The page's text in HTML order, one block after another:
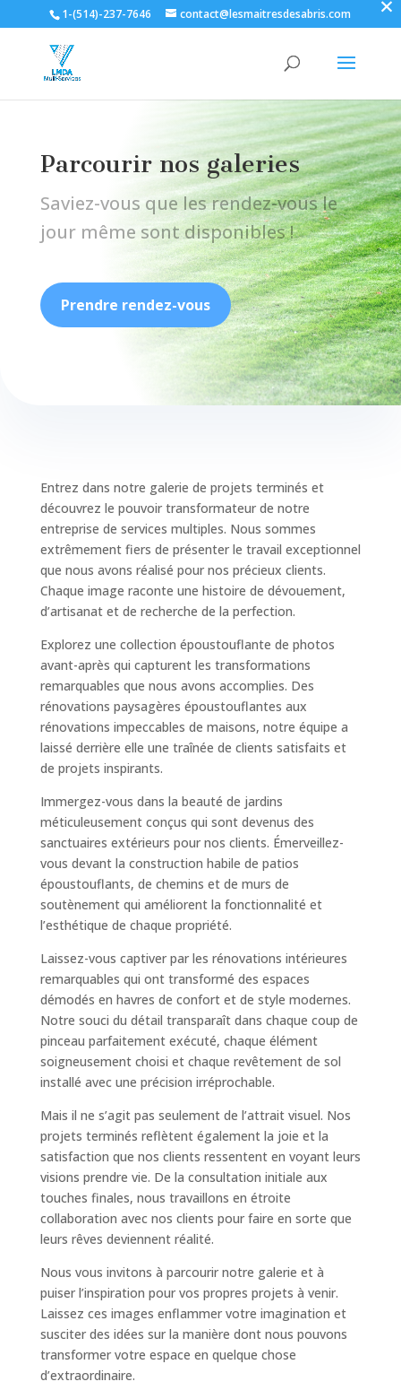
1-(514)-237-7646 contact@lesmaitresdesabris.com
Parcourir nos galeries
Saviez-vous que les rendez-vous le
jour même sont disponibles !
Prendre rendez-vous
Entrez dans notre galerie de projets terminés et
découvrez le pouvoir transformateur de notre
entreprise de services multiples. Nous sommes
extrêmement fiers de présenter le travail exceptionnel
que nous avons réalisé pour nos précieux clients.
Chaque image raconte une histoire de dévouement,
d’artisanat et de recherche de la perfection.
Explorez une collection époustouflante de photos
avant-après qui capturent les transformations
remarquables que nous avons accomplies. Des
rénovations paysagères époustouflantes aux
rénovations impeccables de maisons, notre équipe a
laissé derrière elle une traînée de clients satisfaits et
de projets inspirants.
Immergez-vous dans la beauté de jardins
méticuleusement conçus qui sont devenus des
sanctuaires extérieurs pour nos clients. Émerveillez-
vous devant la construction habile de patios
époustouflants, de chemins et de murs de
soutènement qui améliorent la fonctionnalité et
l’esthétique de chaque propriété.
Laissez-vous captiver par les rénovations intérieures
remarquables qui ont transformé des espaces
démodés en havres de confort et de style modernes.
Notre souci du détail transparaît dans chaque coup de
pinceau parfaitement exécuté, chaque élément
soigneusement choisi et chaque revêtement de sol
installé avec une précision irréprochable.
Mais il ne s’agit pas seulement de l’attrait visuel. Nos
projets terminés reflètent également la joie et la
satisfaction que nos clients ressentent en voyant leurs
visions prendre vie. De la consultation initiale aux
touches finales, nous travaillons en étroite
collaboration avec nos clients pour faire en sorte que
leurs rêves deviennent réalité.
Nous vous invitons à parcourir notre galerie et à
puiser l’inspiration pour vos propres projets à venir.
Laissez ces images enflammer votre imagination et
susciter des idées sur la manière dont nous pouvons
transformer votre espace en quelque chose
d’extraordinaire.
These
cookies are
not
optional.
They are
needed for
the
website to
function.
Statistics
In order for
us to
improve the
website's
structure,
based on
how the
website is
used.
Experience
our website
to perform
as well as
possible
during your
visit. If you
refuse
these
some
functionality
disappear
from the
website.
By sharing
your
interests and
behavior as
you visit our
site, you